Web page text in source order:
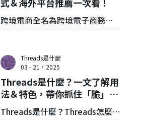
式＆海外平台推薦一次看！
跨境電商全名為跨境電子商務，
務銷售到國外的商業模式，從商
品展示、訂單處理、金流支付到
物流配送都可藉由線上系統完
成。本文將說明跨境電商是什麼
＆怎麼做，並分享跨境電商推薦
Threads是什麼
03 - 21，2025
Threads是什麼？一文了解用
法＆特色，帶你抓住「脆」熱
潮
Threads是什麼？Threads怎麼